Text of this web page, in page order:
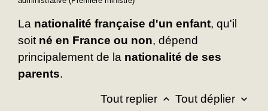
La nationalité française d'un enfant, qu'il
soit né en France ou non, dépend
principalement de la nationalité de ses
parents.
Tout replier keyboard_arrow_up Tout déplier keyboard_arrow_down